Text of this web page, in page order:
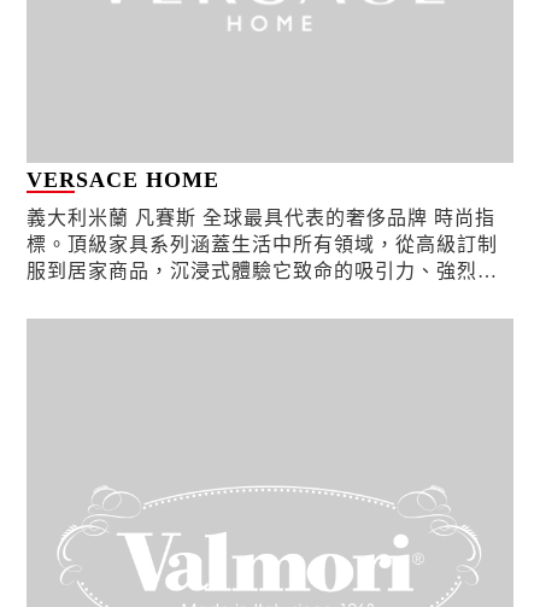
VERSACE HOME
義大利米蘭 凡賽斯 全球最具代表的奢侈品牌 時尚指
標。頂級家具系列涵蓋生活中所有領域，從高級訂制
服到居家商品，沉浸式體驗它致命的吸引力、強烈的
物組成的時尚...